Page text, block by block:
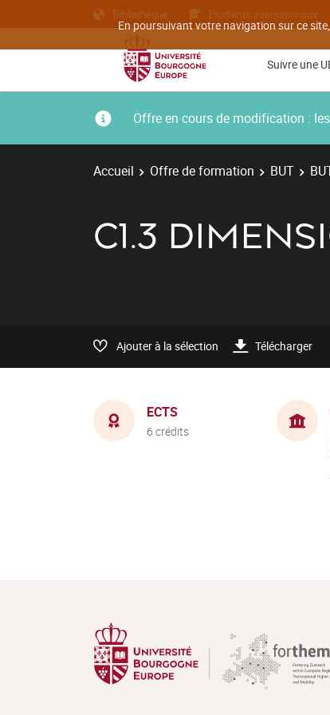
En poursuivant votre navigation sur ce
Bibliothèque Etudiants internationaux
Suivre une
Offre en cours de modification :
Accueil Offre de formation BUT
C1.3
Ajouter à la sélection Télécharger
ECTS
6 crédits